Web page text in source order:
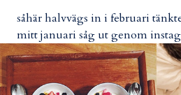
såhär halvvägs in i februari
mitt januari såg ut genom